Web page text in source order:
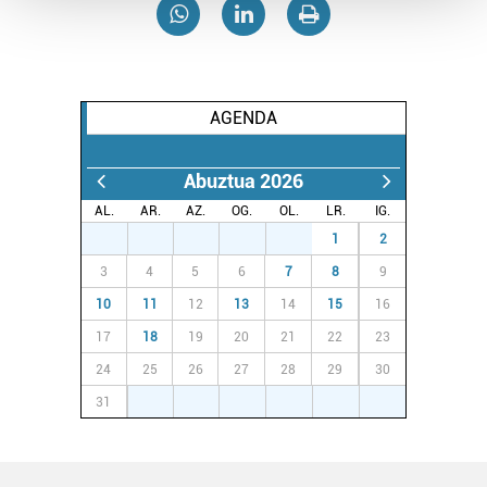
Guk eta gure bazkideek zure datu pertsonalak
pertsonalizatuak eskaintzeko, iragarkiak eta edukia
produktuak garatzeko. Zure datuak nork eta zertarako
erabiltzen dituen hauta dezakezu.
Bazkide batzuek ez dizute baimenik eskatzen, eta beren
interes komertzial legitimoetan babesten dira. Ikusi gure
bazkideen zerrenda, beren ustez zein helburutarako
duten interes legitimoa eta horren aurka nola egin
dezakezun ikusteko.
Lortu zure datu pertsonalak prozesatzeko moduari
AGENDA
Abuztua 2026
AL. AR. AZ. OG. OL. LR.
IG.
1 2
3 4 5 6 7 8 9
10 11 12 13 14 15 16
17 18 19 20 21 22 23
24 25 26 27 28 29 30
31